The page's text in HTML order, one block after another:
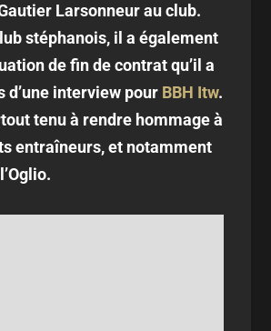
Larsonneur au club.
stéphanois, il a également
de fin de contrat qu’il a
d’une interview pour BBH Itw.
tenu à rendre hommage à
entraîneurs, et notamment